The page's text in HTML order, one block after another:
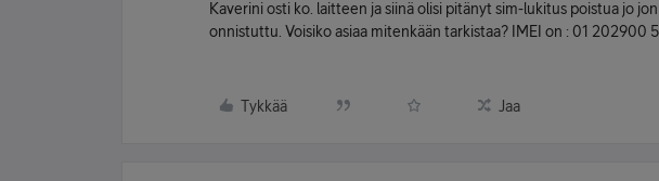
Kaverini osti ko. laitteen ja siinä olisi pitänyt sim-lukitus poistua jo
onnistuttu. Voisiko asiaa mitenkään tarkistaa? IMEI on : 01 202900
Tykkää Jaa